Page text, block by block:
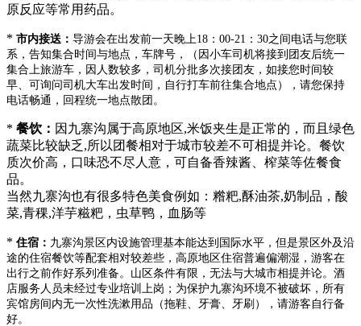
原反应等常用药品。
* 市内接送： 导游会在出发前一天晚上18：00-21：30之间电话与您联
系，告知集合时间与地点，车牌号 ，
（因小车司机将接到团友后统一
集合上旅游车，因人数较多，司机分批多次接团友，如接您时间较
早、可询问司机大车出发时间，自行打车前往集合地点），请您保持
电话畅通，回程统一地点散团。
* 餐饮： 因九寨沟属于高原地区,米饭夹生是正常的，而且绿色
蔬菜比较缺乏,所以团餐相对于城市较差不可相提并论。餐饮
质次价高，口味恐不尽人意，可自备香辣酱、榨菜等佐餐食
品。
当然九寨沟也有很多特色美食例如：糌粑,酥油茶,奶制品，酸
菜,青稞,洋芋糍粑，虫草鸭，血肠等
* 住宿： 九寨沟景区内设施管理基本能达到国际水平，但是景区外及沿
途的住宿餐饮等配套相对较差些，高原地区住宿普遍偏潮湿，游客在
出行之前作好系列准备。山区条件有限，无法与大城市相提并论。 酒
店服务人员未经过专业培训上岗； 为保护九寨沟环境不被破坏， 所有
宾馆房间内无一次性洗漱用品（拖鞋、牙膏、牙刷），请游客自行备
好。